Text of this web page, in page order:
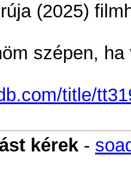
(2025)
szépen,
title/
kérek -